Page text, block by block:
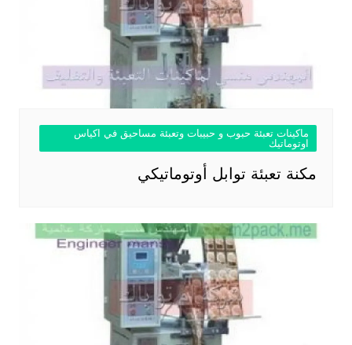
ماكينات تعبئة حبوب و حبيبات وتعبئة مساحيق في اكياس
اوتوماتيك
مكنة تعبئة توابل أوتوماتيكي